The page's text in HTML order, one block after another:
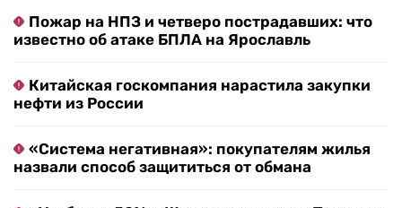
Пожар на НПЗ и четверо пострадавших: что
известно об атаке БПЛА на Ярославль
Китайская госкомпания нарастила закупки
нефти из России
«Система негативная»: покупателям жилья
назвали способ защититься от обмана